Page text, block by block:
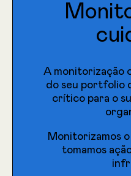
Apresentamos
marca para
vossos
assegurar a
soluções
Todos os
A monitorização
do seu portfolio
crítico para o
Monitorizamos
tomamos